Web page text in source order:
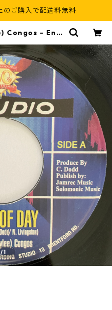
ご購入で配送料無料
Congos - End
/1